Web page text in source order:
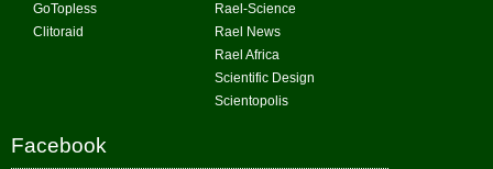
GoTopless
Clitoraid
Rael-Science
Rael News
Rael Africa
Scientific Design
Scientopolis
Facebook